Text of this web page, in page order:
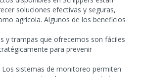
soluciones efectivas y seguras,
agrícola. Algunos de los beneficios
y trampas que ofrecemos son fáciles
para prevenir
Los sistemas de monitoreo permiten